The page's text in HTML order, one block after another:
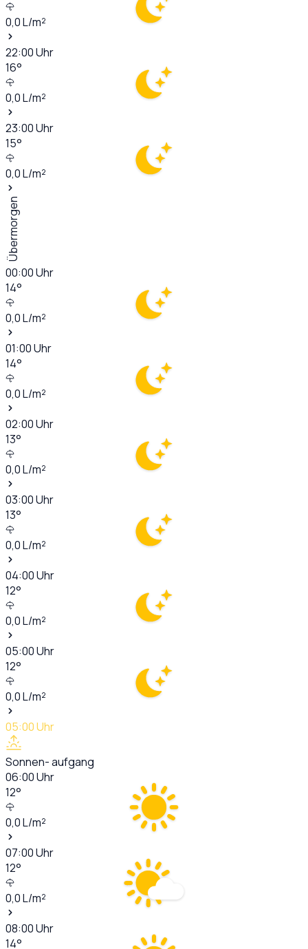
0,0L/m²
22:00Uhr
16°
0,0L/m²
23:00Uhr
15°
0,0L/m²
Übermorgen
00:00Uhr
14°
0,0L/m²
01:00Uhr
14°
0,0L/m²
02:00Uhr
13°
0,0L/m²
03:00Uhr
13°
0,0L/m²
04:00Uhr
12°
0,0L/m²
05:00Uhr
12°
0,0L/m²
05:00Uhr
Sonnen- aufgang
06:00Uhr
12°
0,0L/m²
07:00Uhr
12°
0,0L/m²
08:00Uhr
14°